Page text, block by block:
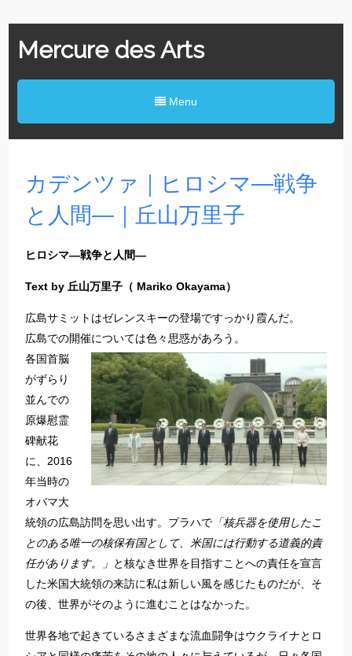
Mercure des Arts
Menu
カデンツァ｜ヒロシマ―戦争
と人間―｜丘山万里子
ヒロシマ―戦争と人間―
Text by 丘山万里子（ Mariko Okayama）
広島サミットはゼレンスキーの登場ですっかり霞んだ。
広島での開催については色々思惑があろう。
各国首脳
がずらり
並んでの
原爆慰霊
碑献花
に、2016
年当時の
オバマ大
統領の広島訪問を思い出す。プラハで「核兵器を使用したこ
とのある唯一の核保有国として、米国には行動する道義的責
任があります。」 と核なき世界を目指すことへの責任を宣言
した米国大統領の来訪に私は新しい風を感じたものだが、そ
の後、世界がそのように進むことはなかった。
世界各地で起きているさまざまな流血闘争はウクライナとロ